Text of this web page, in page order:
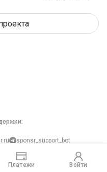
sponsr_support_bot
данных
Платежи Войти